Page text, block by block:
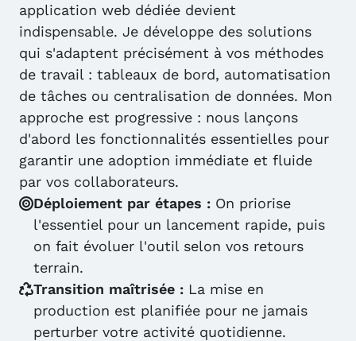
application web dédiée devient
indispensable. Je développe des solutions
qui s'adaptent précisément à vos méthodes
de travail : tableaux de bord, automatisation
de tâches ou centralisation de données. Mon
approche est progressive : nous lançons
d'abord les fonctionnalités essentielles pour
garantir une adoption immédiate et fluide
par vos collaborateurs.
Déploiement par étapes : On priorise
l'essentiel pour un lancement rapide, puis
on fait évoluer l'outil selon vos retours
terrain.
Transition maîtrisée : La mise en
production est planifiée pour ne jamais
perturber votre activité quotidienne.